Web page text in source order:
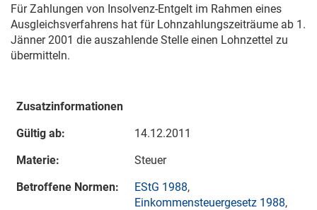
Für Zahlungen von Insolvenz-Entgelt im Rahmen eines
Ausgleichsverfahrens hat für Lohnzahlungszeiträume ab 1.
Jänner 2001 die auszahlende Stelle einen Lohnzettel zu
übermitteln.
Zusatzinformationen
Gültig ab:
14.12.2011
Materie:
Steuer
Betroffene Normen:
EStG 1988,
Einkommensteuergesetz 1988,